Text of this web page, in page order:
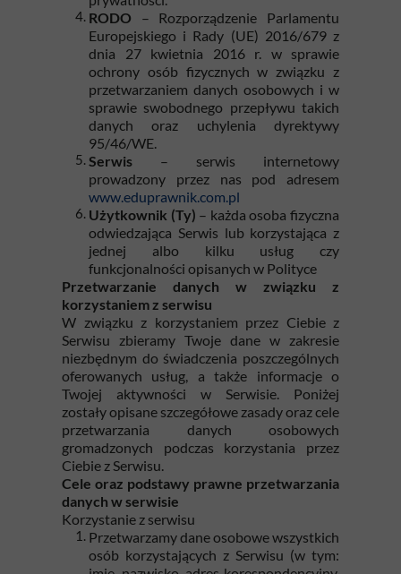
RODO – Rozporządzenie Parlamentu
Europejskiego i Rady (UE) 2016/679 z
dnia 27 kwietnia 2016 r. w sprawie
ochrony osób fizycznych w związku z
przetwarzaniem danych osobowych i w
sprawie swobodnego przepływu takich
danych oraz uchylenia dyrektywy
95/46/WE.
Serwis – serwis internetowy
prowadzony przez nas pod adresem
www.eduprawnik.com.pl
Użytkownik (Ty) – każda osoba fizyczna
odwiedzająca Serwis lub korzystająca z
jednej albo kilku usług czy
funkcjonalności opisanych w Polityce
Przetwarzanie danych w związku z
korzystaniem z serwisu
W związku z korzystaniem przez Ciebie z
Serwisu zbieramy Twoje dane w zakresie
niezbędnym do świadczenia poszczególnych
oferowanych usług, a także informacje o
Twojej aktywności w Serwisie. Poniżej
zostały opisane szczegółowe zasady oraz cele
przetwarzania danych osobowych
gromadzonych podczas korzystania przez
Ciebie z Serwisu.
Cele oraz podstawy prawne przetwarzania
danych w serwisie
Korzystanie z serwisu
Przetwarzamy dane osobowe wszystkich
osób korzystających z Serwisu (w tym: